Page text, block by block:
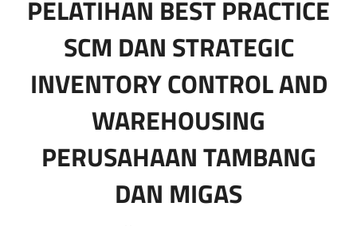
PELATIHAN BEST PRACTICE
SCM DAN STRATEGIC
INVENTORY CONTROL AND
WAREHOUSING
PERUSAHAAN TAMBANG
DAN MIGAS